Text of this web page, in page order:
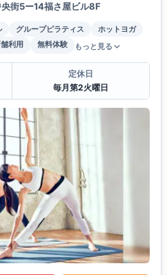
街5ー14福さ屋ビル8F
グループピラティス
ホットヨガ
利用 無料体験 もっと見る
定休日
毎月第2火曜日